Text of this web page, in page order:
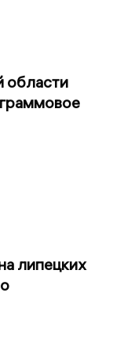
области
липецких